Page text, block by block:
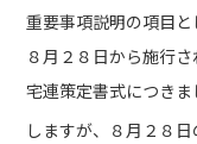
重要事項説明の項目
８月２８日から施行
宅連策定書式につき
しますが、８月２８日